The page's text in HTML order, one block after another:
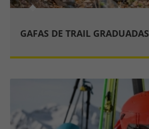
GAFAS DE TRAIL GRADUADAS